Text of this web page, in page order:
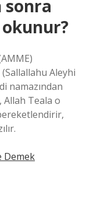
sonra
Aleyhi
namazından
Teala o
Demek